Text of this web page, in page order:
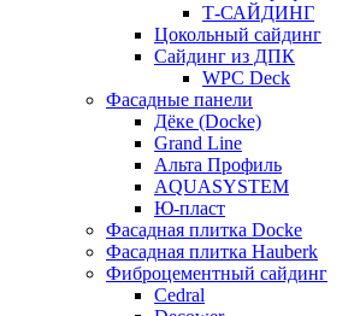
Т-САЙДИНГ
Цокольный сайдинг
Сайдинг из ДПК
WPC Deck
Фасадные панели
Дёке (Docke)
Grand Line
Альта Профиль
AQUASYSTEM
Ю-пласт
Фасадная плитка Docke
Фасадная плитка Hauberk
Фиброцементный сайдинг
Cedral